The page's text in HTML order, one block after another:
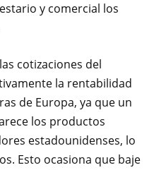
y comercial los
cotizaciones del
la rentabilidad
de Europa, ya que un
los productos
estadounidenses, lo
Esto ocasiona que baje